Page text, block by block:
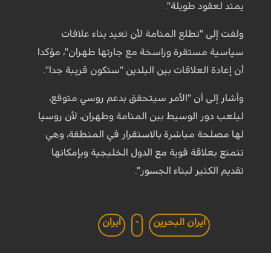
يمتد لعقود طويلة".
ولفت إلى "تطلع المنامة لأن تعيد بناء علاقات
سياسية مستقرة وراسخة مع جارتها طهران"، مؤكدا
أن إعادة العلاقات بين البلدين "ستكون قريبة جدا".
وأشار إلى أن "الأمر سيتحقق بدعم روسي متوقع،
ليلعب دور الوسيط بين المنامة وطهران، لأن روسيا
لها مصلحة مباشرة بالاستقرار في المنطقة، وهي
تتمتع بعلاقة قوية مع الدول الخليجية وبإمكانها
تقديم الكثير لبناء الجسور".
ايران البحرين - ايران